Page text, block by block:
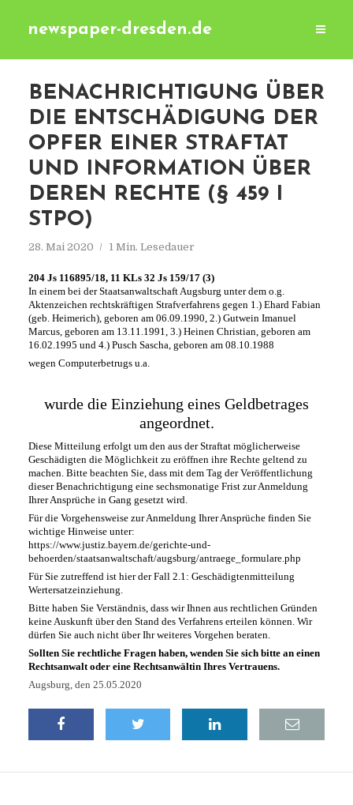
newspaper-dresden.de
BENACHRICHTIGUNG ÜBER
DIE ENTSCHÄDIGUNG DER
OPFER EINER STRAFTAT
UND INFORMATION ÜBER
DEREN RECHTE (§ 459 I
STPO)
28. Mai 2020 1 Min. Lesedauer
204 Js 116895/18, 11 KLs 32 Js 159/17 (3)
In einem bei der Staatsanwaltschaft Augsburg unter dem o.g.
Aktenzeichen rechtskräftigen Strafverfahrens gegen 1.) Ehard Fabian
(geb. Heimerich), geboren am 06.09.1990, 2.) Gutwein Imanuel
Marcus, geboren am 13.11.1991, 3.) Heinen Christian, geboren am
16.02.1995 und 4.) Pusch Sascha, geboren am 08.10.1988
wegen Computerbetrugs u.a.
wurde die Einziehung eines Geldbetrages
angeordnet.
Diese Mitteilung erfolgt um den aus der Straftat möglicherweise
Geschädigten die Möglichkeit zu eröffnen ihre Rechte geltend zu
machen. Bitte beachten Sie, dass mit dem Tag der Veröffentlichung
dieser Benachrichtigung eine sechsmonatige Frist zur Anmeldung
Ihrer Ansprüche in Gang gesetzt wird.
Für die Vorgehensweise zur Anmeldung Ihrer Ansprüche finden Sie
wichtige Hinweise unter:
https://www.justiz.bayern.de/gerichte-und-
behoerden/staatsanwaltschaft/augsburg/antraege_formulare.php
Für Sie zutreffend ist hier der Fall 2.1: Geschädigtenmitteilung
Wertersatzeinziehung.
Bitte haben Sie Verständnis, dass wir Ihnen aus rechtlichen Gründen
keine Auskunft über den Stand des Verfahrens erteilen können. Wir
dürfen Sie auch nicht über Ihr weiteres Vorgehen beraten.
Sollten Sie rechtliche Fragen haben, wenden Sie sich bitte an einen
Rechtsanwalt oder eine Rechtsanwältin Ihres Vertrauens.
Augsburg, den 25.05.2020